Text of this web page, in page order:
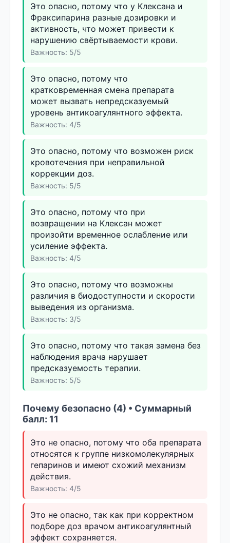
Это опасно, потому что у Клексана и
Фраксипарина разные дозировки и
активность, что может привести к
нарушению свёртываемости крови.
Важность: 5/5
Это опасно, потому что
кратковременная смена препарата
может вызвать непредсказуемый
уровень антикоагулянтного эффекта.
Важность: 4/5
Это опасно, потому что возможен риск
кровотечения при неправильной
коррекции доз.
Важность: 5/5
Это опасно, потому что при
возвращении на Клексан может
произойти временное ослабление или
усиление эффекта.
Важность: 4/5
Это опасно, потому что возможны
различия в биодоступности и скорости
выведения из организма.
Важность: 3/5
Это опасно, потому что такая замена без
наблюдения врача нарушает
предсказуемость терапии.
Важность: 5/5
Почему безопасно (4) • Суммарный
балл: 11
Это не опасно, потому что оба препарата
относятся к группе низкомолекулярных
гепаринов и имеют схожий механизм
действия.
Важность: 4/5
Это не опасно, так как при корректном
подборе доз врачом антикоагулянтный
эффект сохраняется.